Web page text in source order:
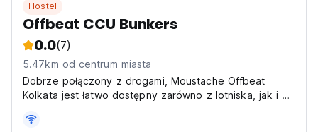
Hostel
Offbeat CCU Bunkers
0.0(7)
5.47km od centrum miasta
Dobrze połączony z drogami, Moustache Offbeat
Kolkata jest łatwo dostępny zarówno z lotniska, jak i z